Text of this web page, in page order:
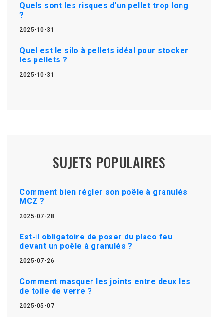
Quels sont les risques d'un pellet trop long
?
2025-10-31
Quel est le silo à pellets idéal pour stocker
les pellets ?
2025-10-31
SUJETS POPULAIRES
Comment bien régler son poêle à granulés
MCZ ?
2025-07-28
Est-il obligatoire de poser du placo feu
devant un poêle à granulés ?
2025-07-26
Comment masquer les joints entre deux les
de toile de verre ?
2025-05-07